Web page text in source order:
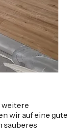
weitere
wir auf eine gute
sauberes